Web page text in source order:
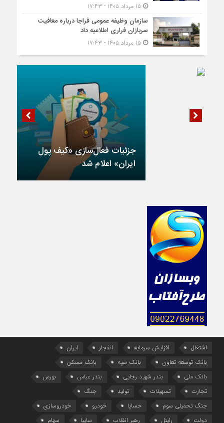
۱۵ مرداد ۱۴۰۵ - ۱۷:۴۳
سازمان وظیفه عمومی فراجا درباره معافیت
سربازان فراری اطلاعیه داد
۱۵ مرداد ۱۴۰۵ - ۱۷:۴۳
جزئیات فعال‌سازی «کیف پول
ایران» اعلام شد
اشتغال افزایش سرمایه انفجار
ایران
بانک توسعه تعاون
بانک سپه
بانک مسکن
بانک ملی
بندر شهید رجایی بندر عباس
بورس
تجارت
تسهیلات تولید
جنگ
جنگ تحمیلی سوم
خساپا خودرو
خودروسازی
دولت
رایتل رهبر انقلاب سایپا سهام